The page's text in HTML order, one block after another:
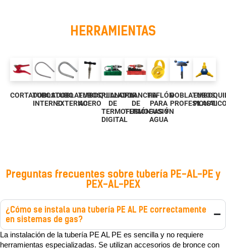
HERRAMIENTAS
CORTATUBOS
DOBLATUBO
INTERNO
DOBLATUBOS
EXTERNO
EMBOQUILLADOR
ACERO
PLANCHA
DE
TERMOFUSIÓN
DIGITAL
PLANCHA
DE
TERMOFUSIÓN
TEFLÓN
PARA
GAS Y
AGUA
DOBLATUBOS
PROFESIONAL
Preguntas frecuentes sobre tubería PE-AL-PE y
PEX-AL-PEX
¿Cómo se instala una tubería PE AL PE correctamente
en sistemas de gas?
La instalación de la tubería PE AL PE es sencilla y no requiere
herramientas especializadas. Se utilizan accesorios de bronce con